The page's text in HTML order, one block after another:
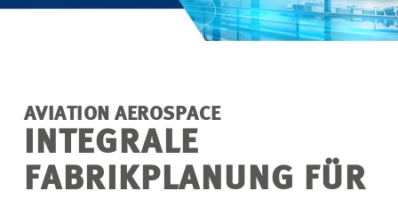
SERVICES
IM FOKUS
KARRIERE
AVIATION AEROSPACE
INTEGRALE
FABRIKPLANUNG FÜR